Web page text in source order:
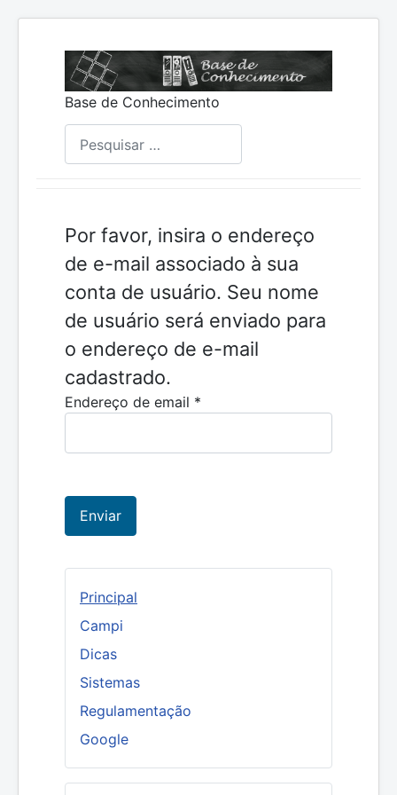
Base de Conhecimento
Principal
Campi
Dicas
Sistemas
Regulamentação
Google
Por favor, insira o endereço
de e-mail associado à sua
conta de usuário. Seu nome
de usuário será enviado para
o endereço de e-mail
cadastrado.
Endereço de email *
Enviar